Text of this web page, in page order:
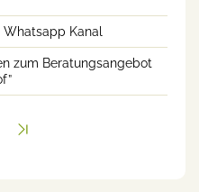
Kanal
zum Beratungsangebot